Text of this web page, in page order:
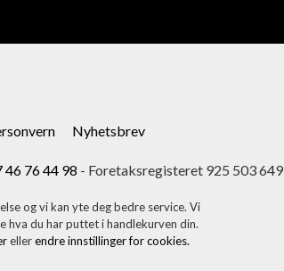
Nyhetsbrev
46 76 44 98 - Foretaksregisteret 925 503 649
og vi kan yte deg bedre service. Vi
hva du har puttet i handlekurven din.
ellerendre innstillinger for cookies.